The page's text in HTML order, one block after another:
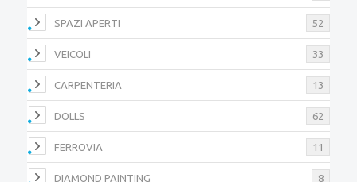
SPAZI APERTI 52
VEICOLI 33
CARPENTERIA 13
DOLLS 62
FERROVIA 11
DIAMOND PAINTING 8